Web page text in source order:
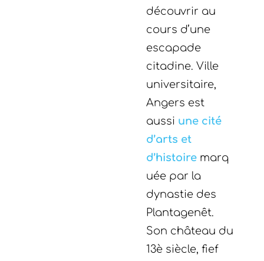
découvrir au
cours d’une
escapade
citadine. Ville
universitaire,
Angers est
aussi une cité
d’arts et
d’histoire marq
uée par la
dynastie des
Plantagenêt.
Son château du
13è siècle, fief